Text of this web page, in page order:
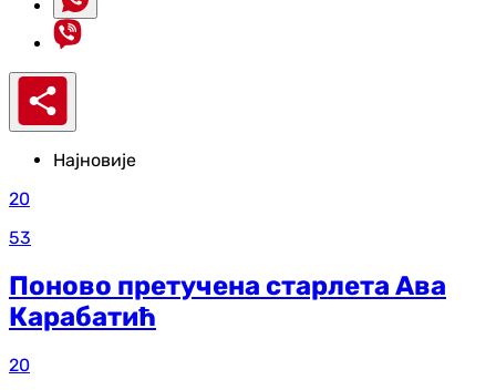
Најновије
20
53
Поново претучена старлета Ава
Карабатић
20